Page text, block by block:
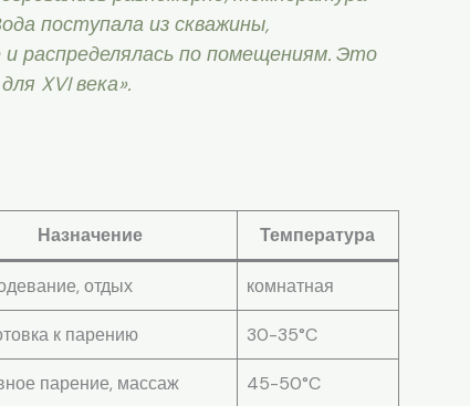
поступала из скважины,
распределялась по помещениям. Это
XVI века».
Назначение Температура
отдых комнатная
к парению 30-35°C
парение, массаж 45-50°C